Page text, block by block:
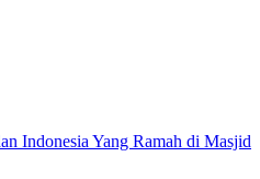
Indonesia Yang Ramah di Masjid